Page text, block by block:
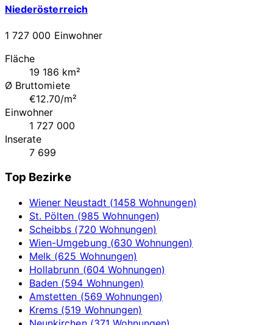
Niederösterreich
1 727 000 Einwohner
Fläche
19 186 km²
Ø Bruttomiete
€12.70/m²
Einwohner
1 727 000
Inserate
7 699
Top Bezirke
Wiener Neustadt (1458 Wohnungen)
St. Pölten (985 Wohnungen)
Scheibbs (720 Wohnungen)
Wien-Umgebung (630 Wohnungen)
Melk (625 Wohnungen)
Hollabrunn (604 Wohnungen)
Baden (594 Wohnungen)
Amstetten (569 Wohnungen)
Krems (519 Wohnungen)